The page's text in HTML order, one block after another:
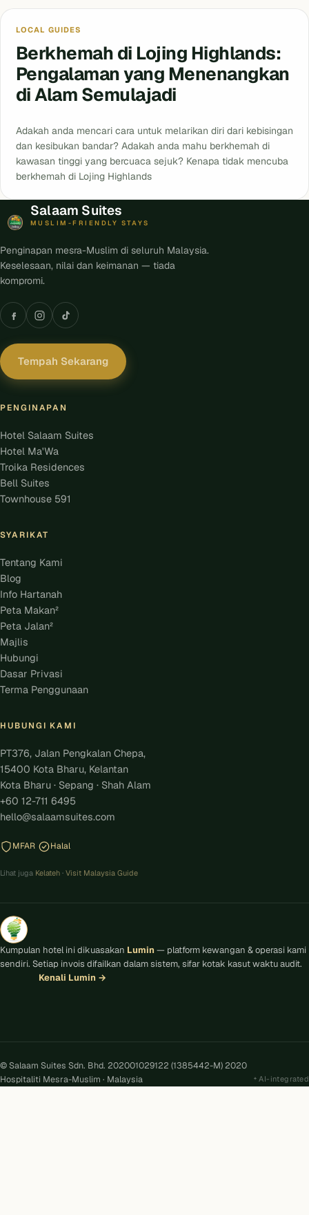
LOCAL GUIDES
Berkhemah di Lojing Highlands:
Pengalaman yang Menenangkan
di Alam Semulajadi
Adakah anda mencari cara untuk melarikan diri dari kebisingan
dan kesibukan bandar? Adakah anda mahu berkhemah di
kawasan tinggi yang bercuaca sejuk? Kenapa tidak mencuba
berkhemah di Lojing Highlands
Salaam Suites
MUSLIM-FRIENDLY STAYS
Penginapan mesra-Muslim di seluruh Malaysia.
Keselesaan, nilai dan keimanan — tiada
kompromi.
Tempah Sekarang
PENGINAPAN
Hotel Salaam Suites
Hotel Ma'Wa
Troika Residences
Bell Suites
Townhouse 591
SYARIKAT
Tentang Kami
Blog
Info Hartanah
Peta Makan²
Peta Jalan²
Majlis
Hubungi
Dasar Privasi
Terma Penggunaan
HUBUNGI KAMI
PT376, Jalan Pengkalan Chepa,
15400 Kota Bharu, Kelantan
Kota Bharu · Sepang · Shah Alam
+60 12-711 6495
hello@salaamsuites.com
MFAR Halal
Lihat juga Kelateh · Visit Malaysia Guide
Kumpulan hotel ini dikuasakan Lumin — platform kewangan & operasi kami
sendiri. Setiap invois difailkan dalam sistem, sifar kotak kasut waktu audit.
Kenali Lumin →
© Salaam Suites Sdn. Bhd. 202001029122 (1385442-M) 2020
Hospitaliti Mesra-Muslim · Malaysia
AI-integrated